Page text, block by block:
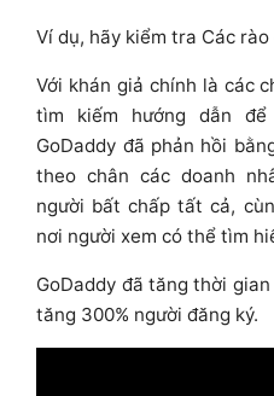
Ví dụ, hãy kiểm tra Các rào
Với khán giả chính là các
tìm kiếm hướng dẫn
GoDaddy đã phản hồi
theo chân các doanh
người bất chấp tất cả,
nơi người xem có thể tìm
GoDaddy đã tăng thời
tăng 300% người đăng ký.